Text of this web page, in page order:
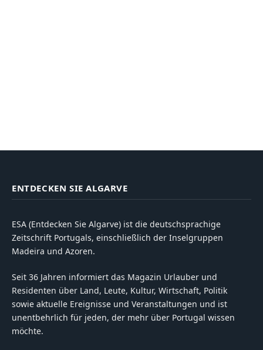
ENTDECKEN SIE ALGARVE
ESA (Entdecken Sie Algarve) ist die deutschsprachige
Zeitschrift Portugals, einschließlich der Inselgruppen
Madeira und Azoren.
Seit 36 Jahren informiert das Magazin Urlauber und
Residenten über Land, Leute, Kultur, Wirtschaft, Politik
sowie aktuelle Ereignisse und Veranstaltungen und ist
unentbehrlich für jeden, der mehr über Portugal wissen
möchte.